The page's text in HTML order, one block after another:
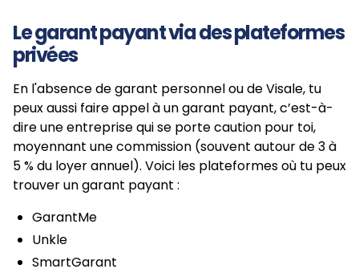
Le garant payant via des plateformes
privées
En l'absence de garant personnel ou de Visale, tu
peux aussi faire appel à un garant payant, c’est-à-
dire une entreprise qui se porte caution pour toi,
moyennant une commission (souvent autour de 3 à
5 % du loyer annuel). Voici les plateformes où tu peux
trouver un garant payant :
GarantMe
Unkle
SmartGarant